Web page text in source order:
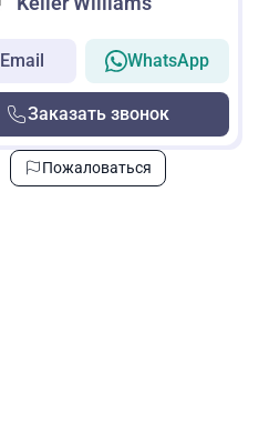
Email WhatsApp
Заказать звонок
Пожаловаться